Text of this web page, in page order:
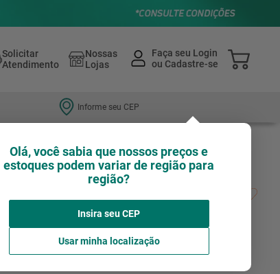
Solicitar
Atendimento
Nossas
Lojas
Informe seu CEP
Olá, você sabia que nossos preços e
estoques podem variar de região para
região?
Insira seu CEP
Usar minha localização
Cano De Pvc 1/2" Rosca